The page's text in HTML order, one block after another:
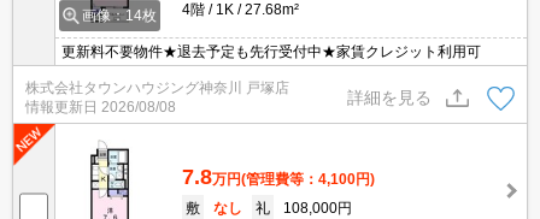
画像：14枚
4階
1K 27.68m²
更新料不要物件★退去予定も先行受付中★家賃クレジット利用可
株式会社タウンハウジング神奈川 戸塚店
情報更新日 2026/08/08
詳細を見る
7.8万円(管理費等：4,100円)
敷
なし 礼
108,000円